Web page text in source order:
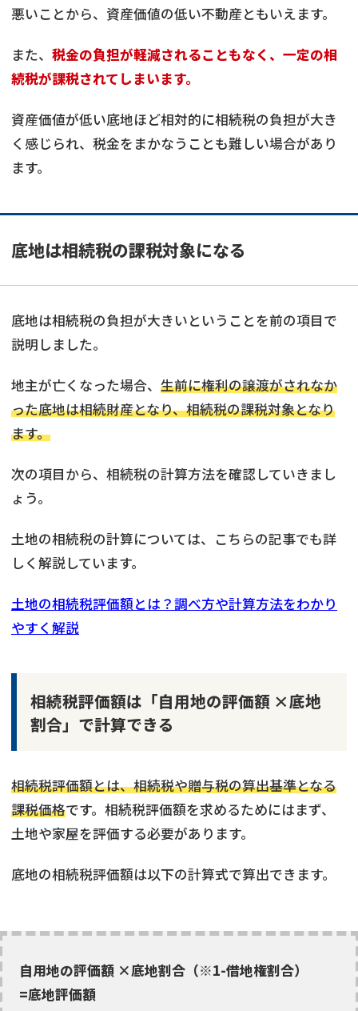
悪いことから、資産価値の低い不動産ともいえます。
また、 税金の負担が軽減されることもなく、一定の相
続税が課税されてしまいます。
資産価値が低い底地ほど相対的に相続税の負担が大き
く感じられ、税金をまかなうことも難しい場合があり
ます。
底地は相続税の課税対象になる
底地は相続税の負担が大きいということを前の項目で
説明しました。
地主が亡くなった場合、 生前に権利の譲渡がされなか
った底地は相続財産となり、相続税の課税対象となり
ます。
次の項目から、相続税の計算方法を確認していきまし
ょう。
土地の相続税の計算については、こちらの記事でも詳
しく解説しています。
土地の相続税評価額とは？調べ方や計算方法をわかり
やすく解説
相続税評価額は「自用地の評価額 ×底地
割合」で計算できる
相続税評価額とは、相続税や贈与税の算出基準となる
課税価格です。相続税評価額を求めるためにはまず、
土地や家屋を評価する必要があります。
底地の相続税評価額は以下の計算式で算出できます。
自用地の評価額 ×底地割合（※1-借地権割合）
=底地評価額